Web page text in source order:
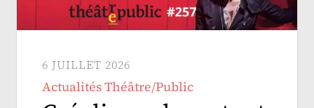
6 JUILLET 2026
Actualités Théâtre/Public